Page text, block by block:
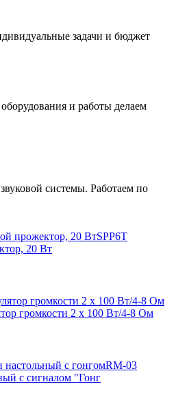
задачи и бюджет
и работы делаем
системы. Работаем по
SPP6T
20 Вт
громкости 2 х 100 Вт/4-8 Ом
RM-03
с сигналом "Гонг